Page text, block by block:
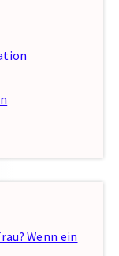
Wenn ein